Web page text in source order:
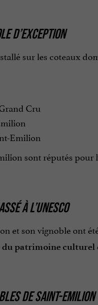
D’EXCEPTION
sur les coteaux
Cru
Emilion
sont réputés pour
À L’UNESCO
et son vignoble ont
du patrimoine culturel
DE SAINT-EMILION